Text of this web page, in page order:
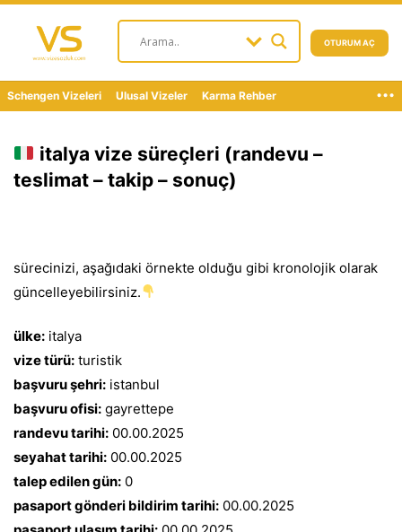
OTURUM AÇ
Schengen Vizeleri Ulusal Vizeler Karma Rehber ...
italya vize süreçleri (randevu –
teslimat – takip – sonuç)
sürecinizi, aşağıdaki örnekte olduğu gibi kronolojik olarak
güncelleyebilirsiniz.
ülke: italya
vize türü: turistik
başvuru şehri: istanbul
başvuru ofisi: gayrettepe
randevu tarihi: 00.00.2025
seyahat tarihi: 00.00.2025
talep edilen gün: 0
pasaport gönderi bildirim tarihi: 00.00.2025